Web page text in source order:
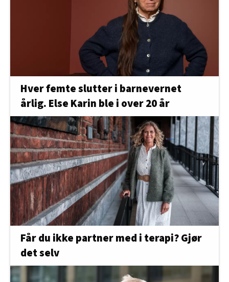
Hver femte slutter i barnevernet
årlig. Else Karin ble i over 20 år
Får du ikke partner med i terapi? Gjør
det selv